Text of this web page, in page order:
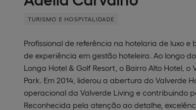
TURISMO E HOSPITALIDADE
Profissional de referência na hotelaria de luxo
de experiência em gestão hoteleira. Ao longo
Longa Hotel & Golf Resort, o Bairro Alto Hotel,
Park. Em 2014, liderou a abertura do Valverde
operacional da Valverde Living e contribuindo
Reconhecida pela atenção ao detalhe,